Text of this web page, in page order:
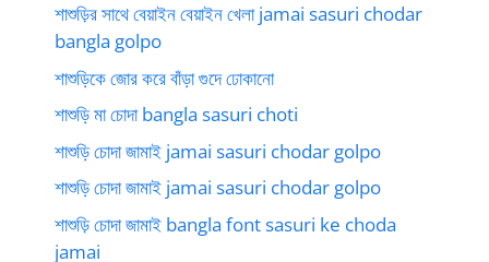
শাশুড়ির সাথে বেয়াইন বেয়াইন খেলা jamai sasuri chodar
bangla golpo
শাশুড়িকে জোর করে বাঁড়া গুদে ঢোকানো
শাশুড়ি মা চোদা bangla sasuri choti
শাশুড়ি চোদা জামাই jamai sasuri chodar golpo
শাশুড়ি চোদা জামাই jamai sasuri chodar golpo
শাশুড়ি চোদা জামাই bangla font sasuri ke choda
jamai